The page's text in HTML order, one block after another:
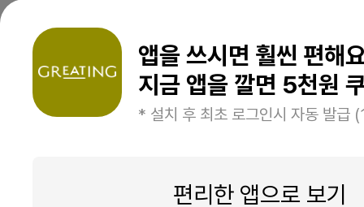
앱을 쓰시면 훨씬 편해
지금 앱을 깔면 5천원
* 설치 후 최초 로그인시 자동 발급
편리한 앱으로 보기